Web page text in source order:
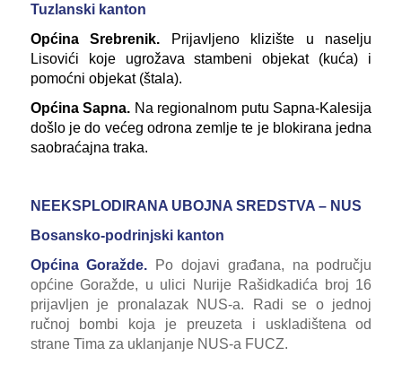
Tuzlanski kanton
Općina Srebrenik. Prijavljeno klizište u naselju
Lisovići koje ugrožava stambeni objekat (kuća) i
pomoćni objekat (štala).
Općina Sapna. Na regionalnom putu Sapna-Kalesija
došlo je do većeg odrona zemlje te je blokirana jedna
saobraćajna traka.
NEEKSPLODIRANA UBOJNA SREDSTVA – NUS
Bosansko-podrinjski kanton
Općina Goražde. Po dojavi građana, na području
općine Goražde, u ulici Nurije Rašidkadića broj 16
prijavljen je pronalazak NUS-a. Radi se o jednoj
ručnoj bombi koja je preuzeta i uskladištena od
strane Tima za uklanjanje NUS-a FUCZ.